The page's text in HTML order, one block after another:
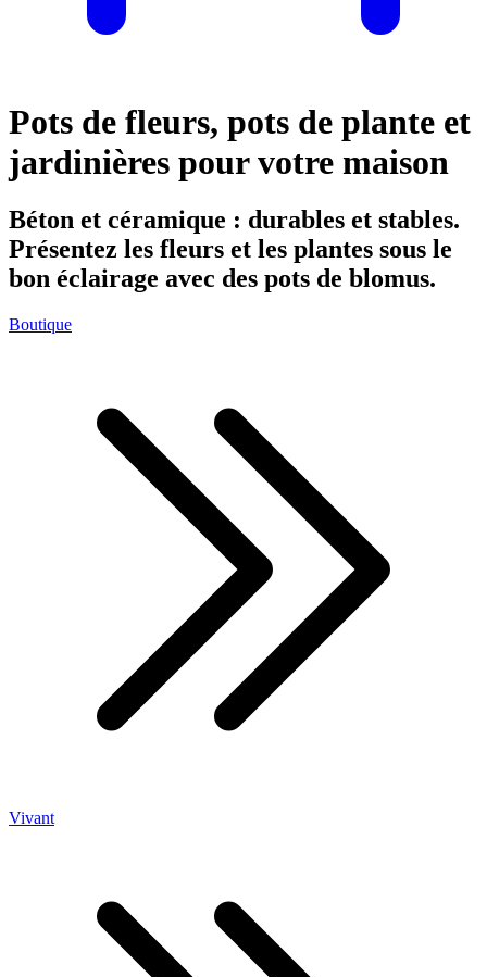
Pots de fleurs, pots de plante et
jardinières pour votre maison
Béton et céramique : durables et stables.
Présentez les fleurs et les plantes sous le
bon éclairage avec des pots de blomus.
Boutique
Vivant